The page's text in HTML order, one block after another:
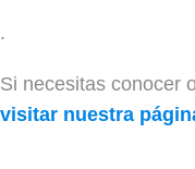
.
Si necesitas conocer
visitar nuestra